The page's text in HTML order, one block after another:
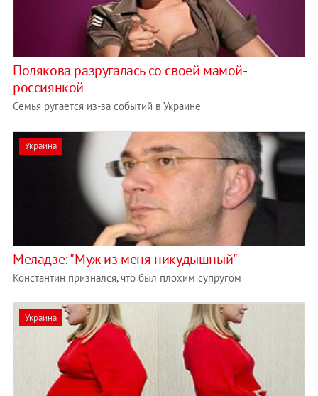
Полякова разругалась со своей мамой-
россиянкой
Семья ругается из-за событий в Украине
Украина
Меладзе: "Муж из меня никудышный"
Константин признался, что был плохим супругом
Украина